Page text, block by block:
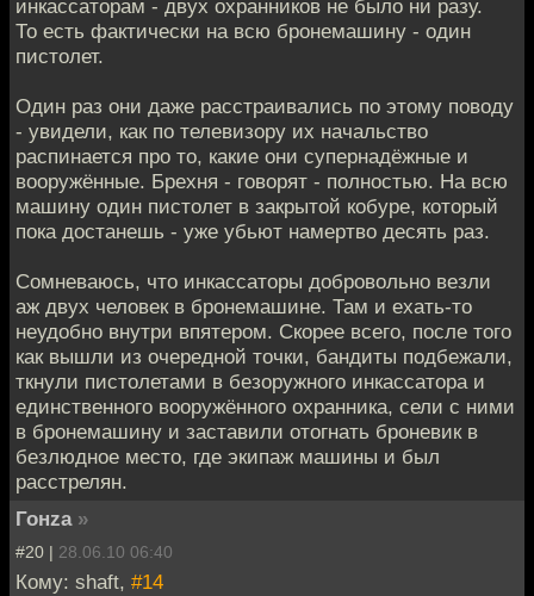
инкассаторам - двух охранников не было ни разу.
То есть фактически на всю бронемашину - один
пистолет.
Один раз они даже расстраивались по этому поводу
- увидели, как по телевизору их начальство
распинается про то, какие они супернадёжные и
вооружённые. Брехня - говорят - полностью. На всю
машину один пистолет в закрытой кобуре, который
пока достанешь - уже убьют намертво десять раз.
Сомневаюсь, что инкассаторы добровольно везли
аж двух человек в бронемашине. Там и ехать-то
неудобно внутри впятером. Скорее всего, после того
как вышли из очередной точки, бандиты подбежали,
ткнули пистолетами в безоружного инкассатора и
единственного вооружённого охранника, сели с ними
в бронемашину и заставили отогнать броневик в
безлюдное место, где экипаж машины и был
расстрелян.
Гонzа »
#20 | 28.06.10 06:40
Кому: shaft, #14